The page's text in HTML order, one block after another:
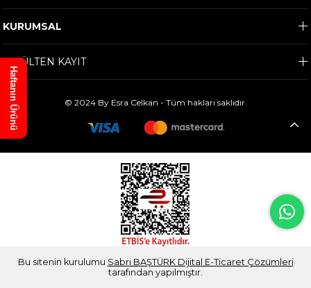
KURUMSAL
E-BÜLTEN KAYIT
© 2024 By Esra Celkan - Tüm hakları saklıdır.
Bu sitenin kurulumu Sabri BAŞTÜRK Dijital E-Ticaret Çözümleri
tarafından yapılmıştır.
Haftanın Ürünü